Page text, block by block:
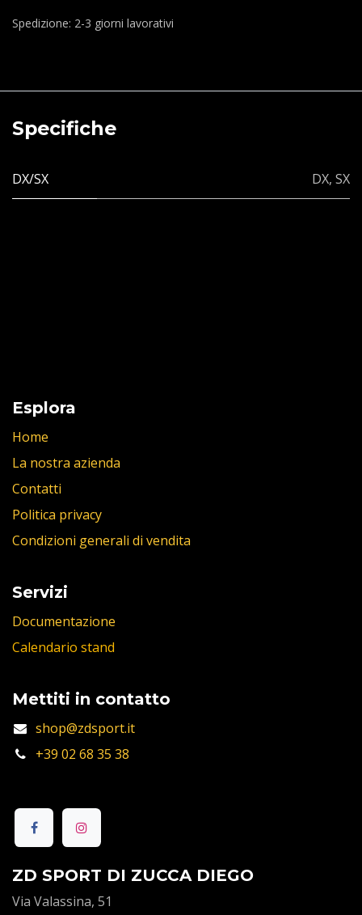
Spedizione: 2-3 giorni lavorativi
Specifiche
DX/SX DX, SX
Esplora
Home
La nostra azienda
Contatti
Politica privacy
Condizioni generali di vendita
Servizi
Documentazione
Calendario stand
Mettiti in contatto
shop@zdsport.it
+39 02 68 35 38
ZD SPORT DI ZUCCA DIEGO
Via Valassina, 51